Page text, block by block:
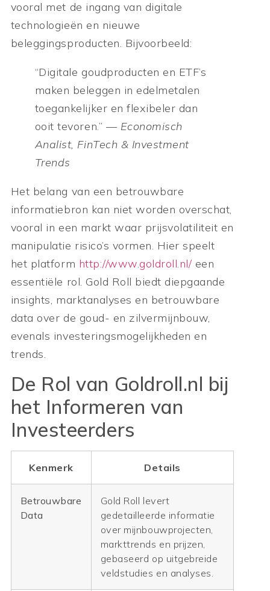
vooral met de ingang van digitale
technologieën en nieuwe
beleggingsproducten. Bijvoorbeeld:
“Digitale goudproducten en ETF’s
maken beleggen in edelmetalen
toegankelijker en flexibeler dan
ooit tevoren.” — Economisch
Analist, FinTech & Investment
Trends
Het belang van een betrouwbare
informatiebron kan niet worden overschat,
vooral in een markt waar prijsvolatiliteit en
manipulatie risico’s vormen. Hier speelt
het platform http://www.goldroll.nl/een
essentiële rol. Gold Roll biedt diepgaande
insights, marktanalyses en betrouwbare
data over de goud- en zilvermijnbouw,
evenals investeringsmogelijkheden en
trends.
De Rol van Goldroll.nl bij
het Informeren van
Investeerders
Kenmerk Details
Betrouwbare
Data
Gold Roll levert
gedetailleerde informatie
over mijnbouwprojecten,
markttrends en prijzen,
gebaseerd op uitgebreide
veldstudies en analyses.